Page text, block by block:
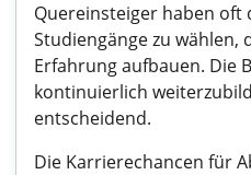
Quereinsteiger haben oft
Studiengänge zu wählen,
Erfahrung aufbauen. Die
kontinuierlich
entscheidend.
Die Karrierechancen für